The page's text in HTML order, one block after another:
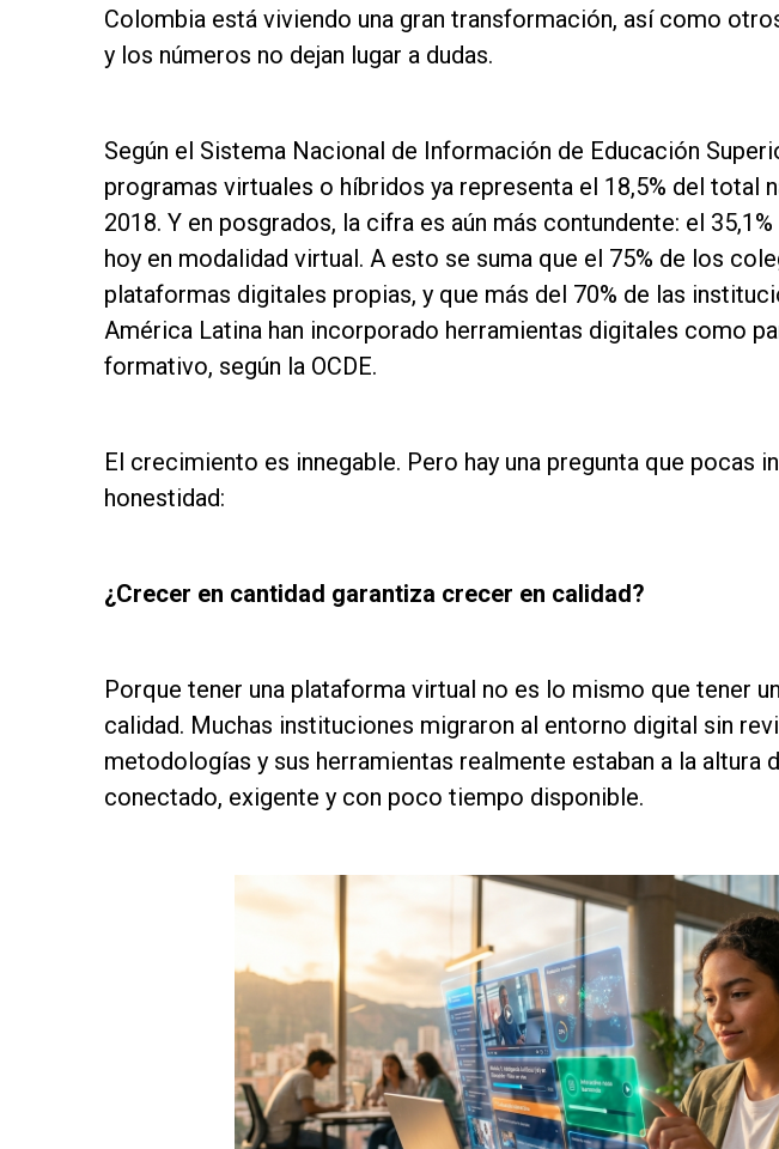
Colombia está viviendo una gran transformación, así como
y los números no dejan lugar a dudas.
Según el Sistema Nacional de Información de Educación
programas virtuales o híbridos ya representa el 18,5% del total
2018. Y en posgrados, la cifra es aún más contundente: el
hoy en modalidad virtual. A esto se suma que el 75% de los
plataformas digitales propias, y que más del 70% de las
América Latina han incorporado herramientas digitales como
formativo, según la OCDE.
El crecimiento es innegable. Pero hay una pregunta que pocas
honestidad:
¿Crecer en cantidad garantiza crecer en calidad?
Porque tener una plataforma virtual no es lo mismo que tener
calidad. Muchas instituciones migraron al entorno digital sin
metodologías y sus herramientas realmente estaban a la altura
conectado, exigente y con poco tiempo disponible.